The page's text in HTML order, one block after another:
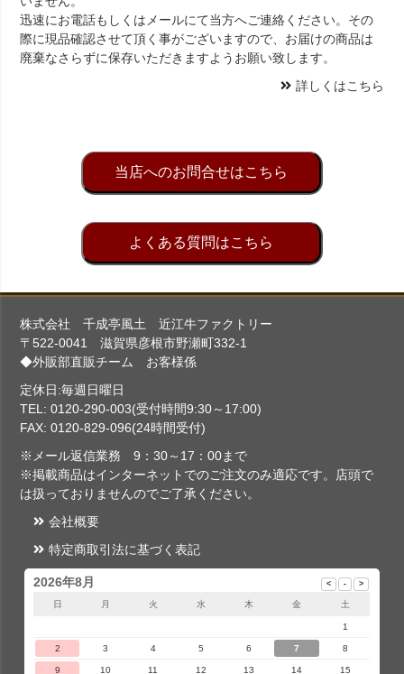
迅速にお電話もしくはメールにて当方へご連絡ください。その
際に現品確認させて頂く事がございますので、お届けの商品は
廃棄なさらずに保存いただきますようお願い致します。
詳しくはこちら
当店へのお問合せはこちら
よくある質問はこちら
株式会社 千成亭風土 近江牛ファクトリー
〒522-0041 滋賀県彦根市野瀬町332-1
◆外販部直販チーム お客様係
定休日:毎週日曜日
TEL: 0120-290-003(受付時間9:30～17:00)
FAX: 0120-829-096(24時間受付)
※メール返信業務 9：30～17：00まで
※掲載商品はインターネットでのご注文のみ適応です。店頭で
は扱っておりませんのでご了承ください。
会社概要
特定商取引法に基づく表記
2026年8月
日 月 火 水 木 金 土
1
2 3 4 5 6 7 8
9 10 11 12 13 14 15